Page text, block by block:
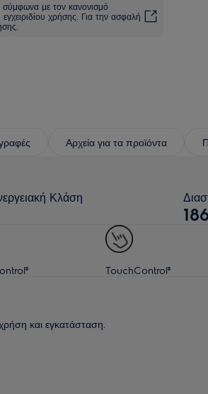
σύμφωνα με τον κανονισμό
χρήσης. Για την ασφαλή
Αρχεία για τα προϊόντα
Κλάση
TouchControl®
και εγκατάσταση.